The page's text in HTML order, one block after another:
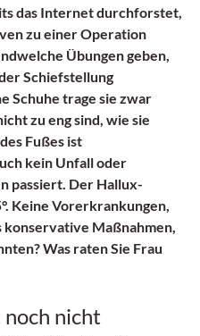
das Internet durchforstet,
zu einer Operation
Übungen geben,
Schiefstellung
Schuhe trage sie zwar
zu eng sind, wie sie
Fußes ist
kein Unfall oder
passiert. Der Hallux-
Keine Vorerkrankungen,
Maßnahmen,
Was raten Sie Frau
noch nicht